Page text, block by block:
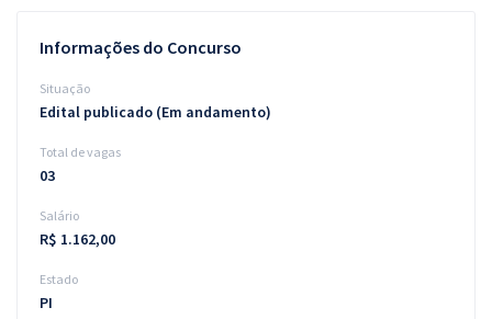
Conteúdo gratuito
Aprovados
Informações do Concurso
Situação
Edital publicado (Em andamento)
Total de vagas
03
Salário
R$ 1.162,00
Estado
PI